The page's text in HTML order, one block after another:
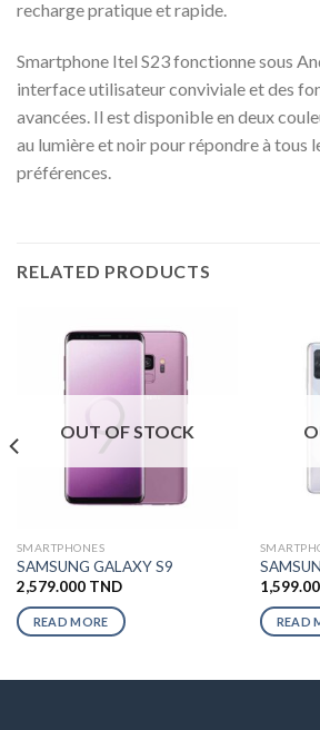
recharge pratique et rapide.
Smartphone Itel S23 fonctionne sous
interface utilisateur conviviale et des
avancées. Il est disponible en deux
au lumière et noir pour répondre à tous
préférences.
RELATED PRODUCTS
OUT OF STOCK
SMARTPHONES
SAMSUNG GALAXY S9
2,579.000 TND
READ MORE READ